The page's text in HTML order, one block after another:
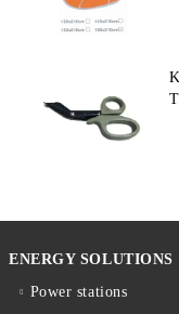
ENERGY SOLUTIONS
Power stations